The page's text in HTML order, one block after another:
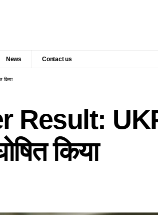
News Contact us
किया
किया